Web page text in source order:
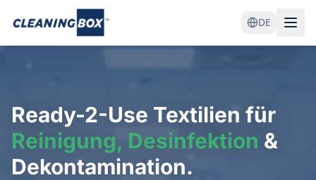
DE
Ready-2-Use Textilien für
Reinigung, Desinfektion &
Dekontamination.